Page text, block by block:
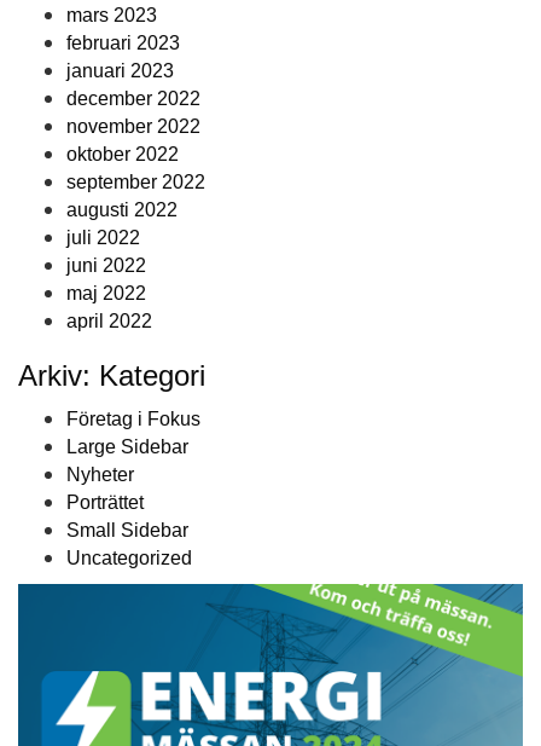
mars 2023
februari 2023
januari 2023
december 2022
november 2022
oktober 2022
september 2022
augusti 2022
juli 2022
juni 2022
maj 2022
april 2022
Arkiv: Kategori
Företag i Fokus
Large Sidebar
Nyheter
Porträttet
Small Sidebar
Uncategorized